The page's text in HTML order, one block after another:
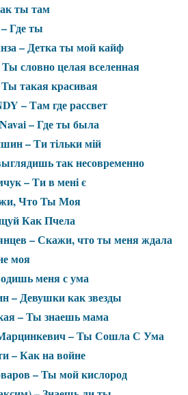
ты там
Где ты
– Детка ты мой кайф
словно целая вселенная
такая красивая
– Там где рассвет
– Где ты была
– Ти тільки мій
так несовременно
– Ти в мені є
Что Ты Моя
Как Пчела
– Скажи, что ты меня ждала
моя
меня с ума
– Девушки как звезды
– Ты знаешь мама
– Ты Сошла С Ума
– Как на войне
– Ты мой кислород